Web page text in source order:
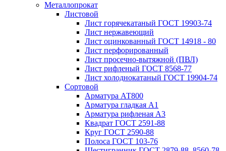
Металлопрокат
Листовой
Лист горячекатаный ГОСТ 19903-74
Лист нержавеющий
Лист оцинкованный ГОСТ 14918 - 80
Лист перфорированный
Лист просечно-вытяжной (ПВЛ)
Лист рифленый ГОСТ 8568-77
Лист холоднокатаный ГОСТ 19904-74
Сортовой
Арматура АТ800
Арматура гладкая А1
Арматура рифленая А3
Квадрат ГОСТ 2591-88
Круг ГОСТ 2590-88
Полоса ГОСТ 103-76